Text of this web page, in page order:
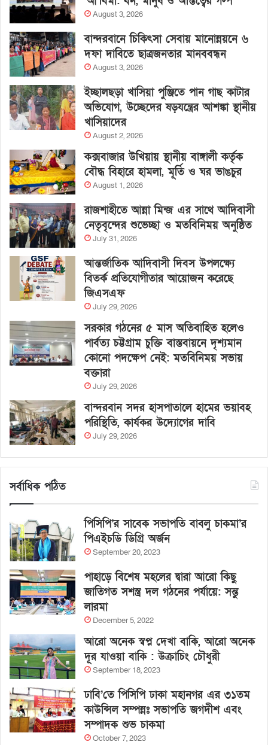
August 3, 2026
বান্দরবানে চিকিৎসা সেবায় মানোন্নয়নে ৬
দফা দাবিতে ছাত্রজনতার মানববন্ধন
August 3, 2026
ইচ্ছালছড়া খাসিয়া পুঞ্জিতে পান গাছ কাটার
অভিযোগ, উচ্ছেদের ষড়যন্ত্রের আশঙ্কা স্থানীয়
খাসিয়াদের
August 2, 2026
কক্সবাজার উখিয়ায় স্থানীয় বাঙ্গালী কর্তৃক
বৌদ্ধ বিহারে হামলা, মূর্তি ও ঘর ভাঙচুর
August 1, 2026
রাজশাহীতে আন্না মিন্জ এর সাথে আদিবাসী
নেতৃবৃন্দের শুভেচ্ছা ও মতবিনিময় অনুষ্ঠিত
July 31, 2026
আন্তর্জাতিক আদিবাসী দিবস উপলক্ষ্যে
বিতর্ক প্রতিযোগীতার আয়োজন করেছে
জিএসএফ
July 29, 2026
সরকার গঠনের ৫ মাস অতিবাহিত হলেও
পার্বত্য চট্টগ্রাম চুক্তি বাস্তবায়নে দৃশ্যমান
কোনো পদক্ষেপ নেই: মতবিনিময় সভায়
বক্তারা
July 29, 2026
বান্দরবান সদর হাসপাতালে হামের ভয়াবহ
পরিস্থিতি, কার্যকর উদ্যোগের দাবি
July 29, 2026
সর্বাধিক পঠিত
পিসিপি’র সাবেক সভাপতি বাবলু চাকমা’র
পিএইচডি ডিগ্রি অর্জন
September 20, 2023
পাহাড়ে বিশেষ মহলের দ্বারা আরো কিছু
জাতিগত সশস্ত্র দল গঠনের পর্যায়ে: সন্তু
লারমা
December 5, 2022
আরো অনেক স্বপ্ন দেখা বাকি, আরো অনেক
দূর যাওয়া বাকি : উক্রাচিং চৌধুরী
September 18, 2023
ঢাবি’তে পিসিপি ঢাকা মহানগর এর ৩১তম
কাউন্সিল সম্পন্নঃ সভাপতি জগদীশ এবং
সম্পাদক শুভ চাকমা
October 7, 2023